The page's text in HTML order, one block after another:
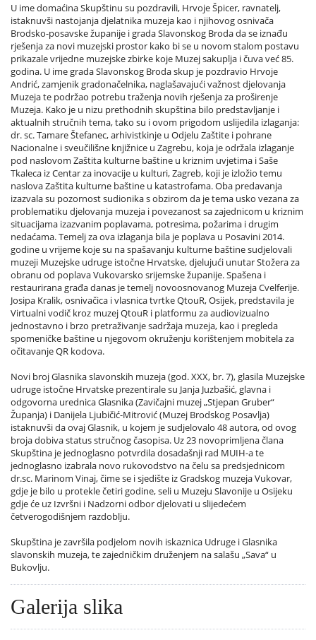
U ime domaćina Skupštinu su pozdravili, Hrvoje Špicer, ravnatelj,
istaknuvši nastojanja djelatnika muzeja kao i njihovog osnivača
Brodsko-posavske županije i grada Slavonskog Broda da se iznađu
rješenja za novi muzejski prostor kako bi se u novom stalom postavu
prikazale vrijedne muzejske zbirke koje Muzej sakuplja i čuva već 85.
godina. U ime grada Slavonskog Broda skup je pozdravio Hrvoje
Andrić, zamjenik gradonačelnika, naglašavajući važnost djelovanja
Muzeja te podržao potrebu traženja novih rješenja za proširenje
Muzeja. Kako je u nizu prethodnih skupština bilo predstavljanje i
aktualnih stručnih tema, tako su i ovom prigodom uslijedila izlaganja:
dr. sc. Tamare Štefanec, arhivistkinje u Odjelu Zaštite i pohrane
Nacionalne i sveučilišne knjižnice u Zagrebu, koja je održala izlaganje
pod naslovom Zaštita kulturne baštine u kriznim uvjetima i Saše
Tkaleca iz Centar za inovacije u kulturi, Zagreb, koji je izložio temu
naslova Zaštita kulturne baštine u katastrofama. Oba predavanja
izazvala su pozornost sudionika s obzirom da je tema usko vezana za
problematiku djelovanja muzeja i povezanost sa zajednicom u kriznim
situacijama izazvanim poplavama, potresima, požarima i drugim
nedaćama. Temelj za ova izlaganja bila je poplava u Posavini 2014.
godine u vrijeme koje su na spašavanju kulturne baštine sudjelovali
muzeji Muzejske udruge istočne Hrvatske, djelujući unutar Stožera za
obranu od poplava Vukovarsko srijemske županije. Spašena i
restaurirana građa danas je temelj novoosnovanog Muzeja Cvelferije.
Josipa Kralik, osnivačica i vlasnica tvrtke QtouR, Osijek, predstavila je
Virtualni vodič kroz muzej QtouR i platformu za audiovizualno
jednostavno i brzo pretraživanje sadržaja muzeja, kao i pregleda
spomeničke baštine u njegovom okruženju korištenjem mobitela za
očitavanje QR kodova.
Novi broj Glasnika slavonskih muzeja (god. XXX, br. 7), glasila Muzejske
udruge istočne Hrvatske prezentirale su Janja Juzbašić, glavna i
odgovorna urednica Glasnika (Zavičajni muzej „Stjepan Gruber“
Županja) i Danijela Ljubičić-Mitrović (Muzej Brodskog Posavlja)
istaknuvši da ovaj Glasnik, u kojem je sudjelovalo 48 autora, od ovog
broja dobiva status stručnog časopisa. Uz 23 novoprimljena člana
Skupština je jednoglasno potvrdila dosadašnji rad MUIH-a te
jednoglasno izabrala novo rukovodstvo na čelu sa predsjednicom
dr.sc. Marinom Vinaj, čime se i sjedište iz Gradskog muzeja Vukovar,
gdje je bilo u protekle četiri godine, seli u Muzeju Slavonije u Osijeku
gdje će uz Izvršni i Nadzorni odbor djelovati u slijedećem
četverogodišnjem razdoblju.
Skupština je završila podjelom novih iskaznica Udruge i Glasnika
slavonskih muzeja, te zajedničkim druženjem na salašu „Sava“ u
Bukovlju.
Galerija slika